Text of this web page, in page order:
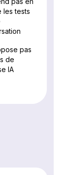
les tests
pas
de
IA